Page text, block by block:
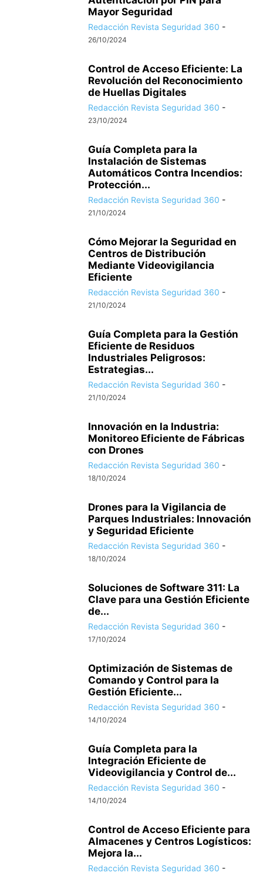
Mayor Seguridad
Redacción Revista Seguridad 360 -
26/10/2024
Control de Acceso Eficiente: La
Revolución del Reconocimiento
de Huellas Digitales
Redacción Revista Seguridad 360 -
23/10/2024
Guía Completa para la
Instalación de Sistemas
Automáticos Contra Incendios:
Protección...
Redacción Revista Seguridad 360 -
21/10/2024
Cómo Mejorar la Seguridad en
Centros de Distribución
Mediante Videovigilancia
Eficiente
Redacción Revista Seguridad 360 -
21/10/2024
Guía Completa para la Gestión
Eficiente de Residuos
Industriales Peligrosos:
Estrategias...
Redacción Revista Seguridad 360 -
21/10/2024
Innovación en la Industria:
Monitoreo Eficiente de Fábricas
con Drones
Redacción Revista Seguridad 360 -
18/10/2024
Drones para la Vigilancia de
Parques Industriales: Innovación
y Seguridad Eficiente
Redacción Revista Seguridad 360 -
18/10/2024
Soluciones de Software 311: La
Clave para una Gestión Eficiente
de...
Redacción Revista Seguridad 360 -
17/10/2024
Optimización de Sistemas de
Comando y Control para la
Gestión Eficiente...
Redacción Revista Seguridad 360 -
14/10/2024
Guía Completa para la
Integración Eficiente de
Videovigilancia y Control de...
Redacción Revista Seguridad 360 -
14/10/2024
Control de Acceso Eficiente para
Almacenes y Centros Logísticos:
Mejora la...
Redacción Revista Seguridad 360 -